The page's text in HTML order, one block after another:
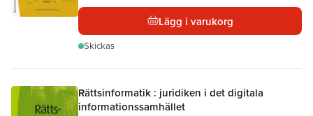
Lägg i varukorg
Skickas
Rättsinformatik : juridiken i det digitala
informationssamhället